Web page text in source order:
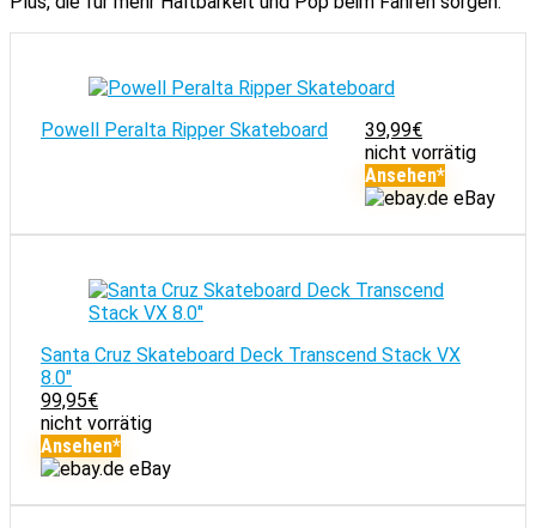
Powell Peralta Ripper Skateboard 39,99€
nicht vorrätig
Ansehen*
eBay
Santa Cruz Skateboard Deck Transcend Stack VX
8.0"
99,95€
nicht vorrätig
Ansehen*
eBay